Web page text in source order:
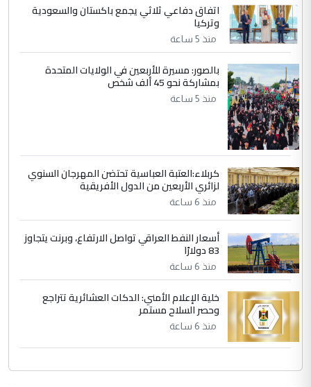
5 سردار
التعليق : واحد من عصابة علي ماما يسقط
جنسية الرافد الثالث للعراق ومن اصول عريقة
ابا فرات ...
الموضوع :
الجواهري يرد على صدام حسين سل
مضجعيك يابن الزنا (نص كامل)
اتفاق دفاعي ثلاثي يجمع باكستان والسعودية
وتركيا
منذ 5 ساعة
بالصور: مسيرة للأربعين في الولايات المتحدة
بمشاركة نحو 45 ألف شخص
منذ 5 ساعة
كربلاء:العتبة العباسية تحتضن المهرجان السنوي
لزائري الأربعين من الدول الأفريقية
منذ 6 ساعة
أسعار النفط العراقي تواصل الارتفاع، وبرنت يتجاوز
83 دولارًا
منذ 6 ساعة
خلية الإعلام الأمني: الدكات العشائرية تتراجع
وحصر السلاح مستمر
منذ 6 ساعة